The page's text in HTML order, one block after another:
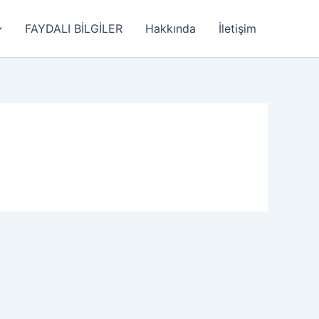
FAYDALI BİLGİLER Hakkında İletişim